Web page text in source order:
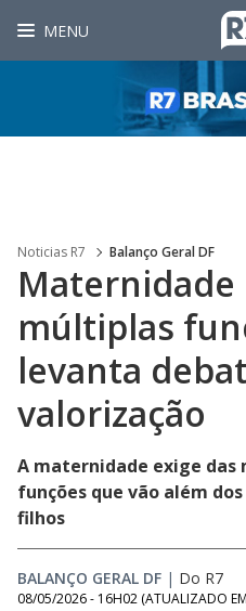
MENU
Noticias R7 Balanço Geral DF
Maternidade
múltiplas
levanta
valorização
A maternidade exige das
funções que vão além
filhos
BALANÇO GERAL DF | Do R7
08/05/2026 - 16H02 (ATUALIZADO EM